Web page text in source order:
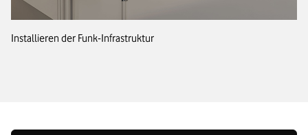
Installieren der Funk-Infrastruktur